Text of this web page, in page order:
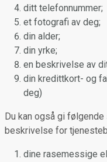
ditt telefonnummer;
et fotografi av deg;
din alder;
din yrke;
en beskrivelse av
din kredittkort- og
deg)
Du kan også gi
beskrivelse for
dine rasemessige